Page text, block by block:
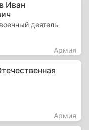
Иван
деятель
Армия
Армия